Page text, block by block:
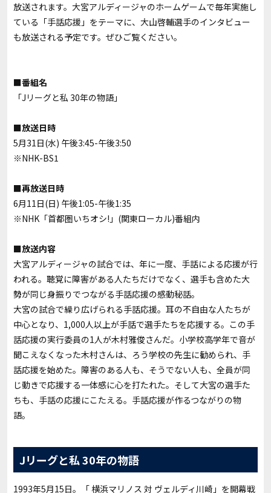
放送されます。大宮アルディージャのホームゲームで毎年実施し
ている「手話応援」をテーマに、大山啓輔選手のインタビュー
も放送される予定です。ぜひご覧ください。
■番組名
「Jリーグと私 30年の物語」
■放送日時
5月31日(水) 午後3:45-午後3:50
※NHK-BS1
■再放送日時
6月11日(日) 午後1:05-午後1:35
※NHK「首都圏いちオシ!」(関東ローカル)番組内
■放送内容
大宮アルディージャの試合では、年に一度、手話による応援が行
われる。聴覚に障害がある人たちだけでなく、選手も含めた大
勢が同じ身振りでつながる手話応援の感動秘話。
大宮の試合で繰り広げられる手話応援。耳の不自由な人たちが
中心となり、1,000人以上が手話で選手たちを応援する。この手
話応援の実行委員の1人が木村雅俊さんだ。小学校高学年で音が
聞こえなくなった木村さんは、ろう学校の先生に勧められ、手
話応援を始めた。障害のある人も、そうでない人も、全員が同
じ動きで応援する一体感に心を打たれた。そして大宮の選手た
ちも、手話の応援にこたえる。手話応援が作るつながりの物
語。
Jリーグと私 30年の物語
1993年5月15日。「 横浜マリノス 対 ヴェルディ川崎」を開幕戦